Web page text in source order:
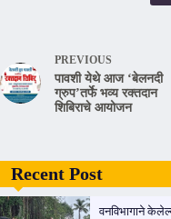
PREVIOUS
पावशी येथे आज ‘बेलनदी
ग्रुप’तर्फे भव्य रक्तदान
शिबिराचे आयोजन
Recent Post
वनविभागाने